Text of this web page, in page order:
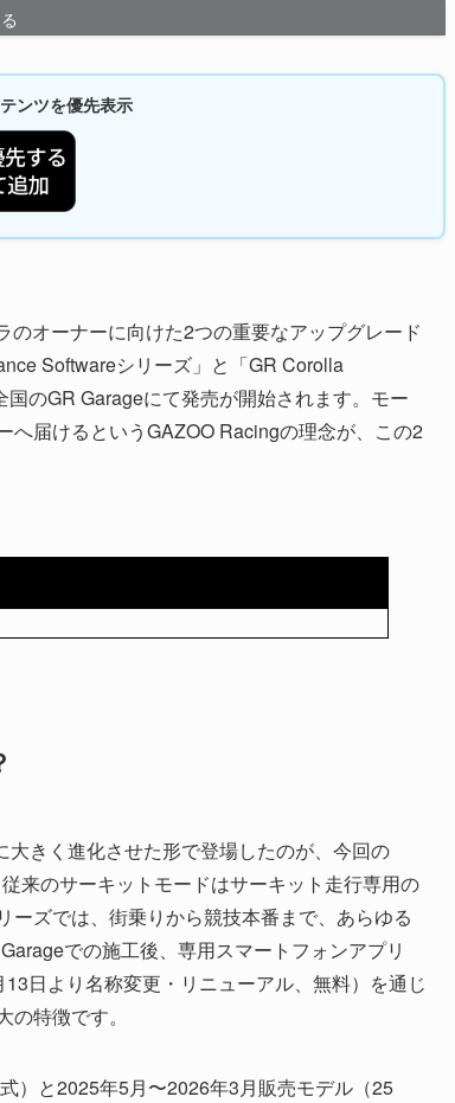
ンツを優先表示
オーナーに向けた2つの重要なアップグレード
Softwareシリーズ」と「GR Corolla
のGR Garageにて発売が開始されます。モー
へ届けるというGAZOO Racingの理念が、この2
きく進化させた形で登場したのが、今回の
来のサーキットモードはサーキット走行専用の
ズでは、街乗りから競技本番まで、あらゆる
での施工後、専用スマートフォンアプリ
日より名称変更・リニューアル、無料）を通じ
特徴です。
）と2025年5月〜2026年3月販売モデル（25